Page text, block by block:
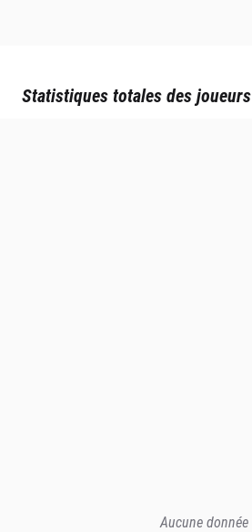
Statistiques totales des joueurs
Aucune donnée